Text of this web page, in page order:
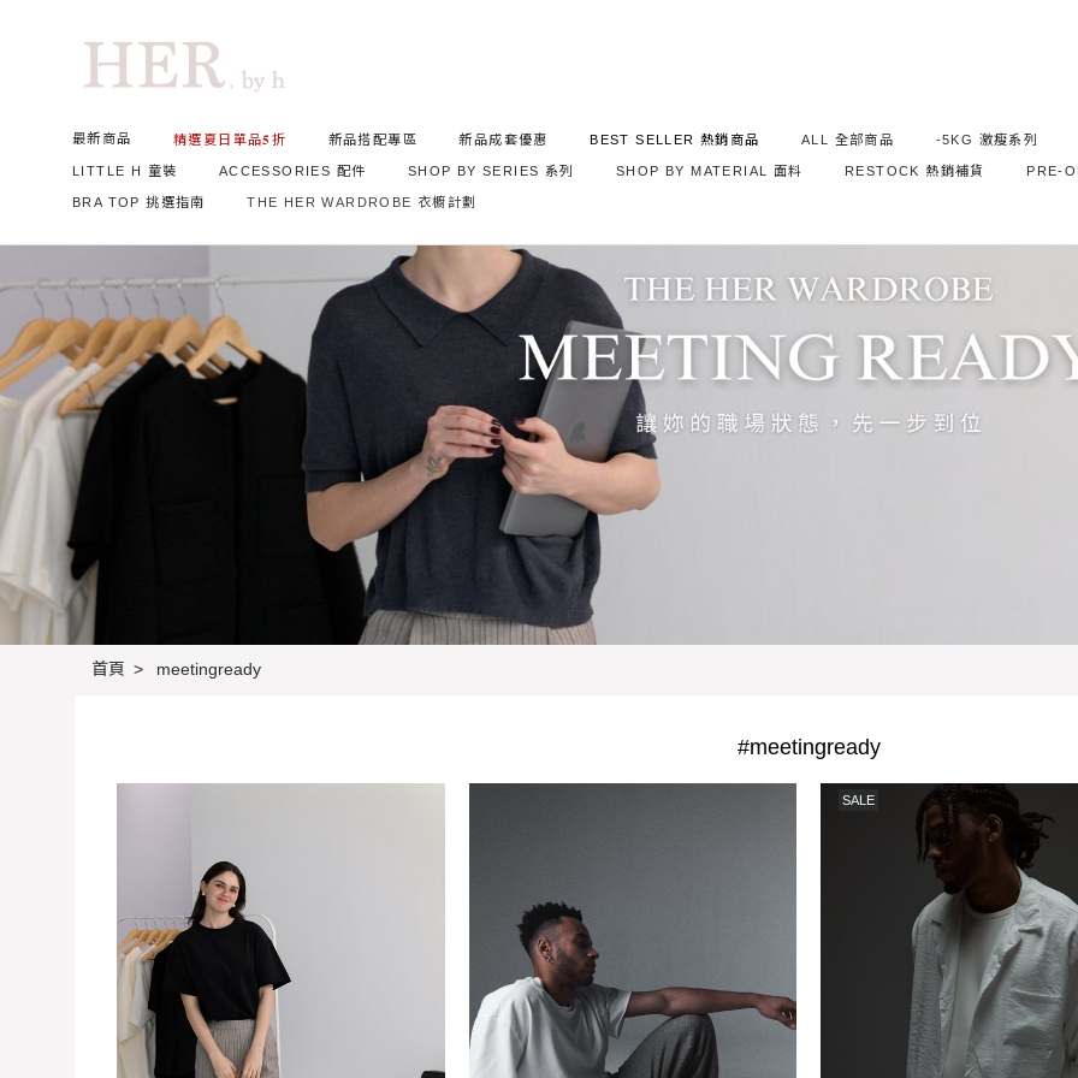
最新商品 精選夏日單品𝟓折 新品搭配專區 新品成套優惠 BEST SELLER 熱銷商品 ALL 全部商品 -5KG 激瘦系列
LITTLE H 童裝 ACCESSORIES 配件 SHOP BY SERIES 系列 SHOP BY MATERIAL 面料 RESTOCK 熱銷補貨 PRE-
BRA TOP 挑選指南 THE HER WARDROBE 衣櫥計劃
首頁 meetingready
#meetingready
SALE